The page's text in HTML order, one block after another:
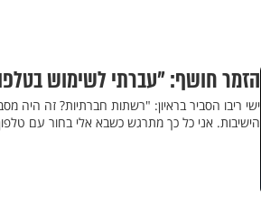
הזמר חושף: "עברתי לשימוש
ישי ריבו הסביר בראיון: "רשתות חברתיות? זה היה
הישיבות. אני כל כך מתרגש כשבא אלי בחור עם